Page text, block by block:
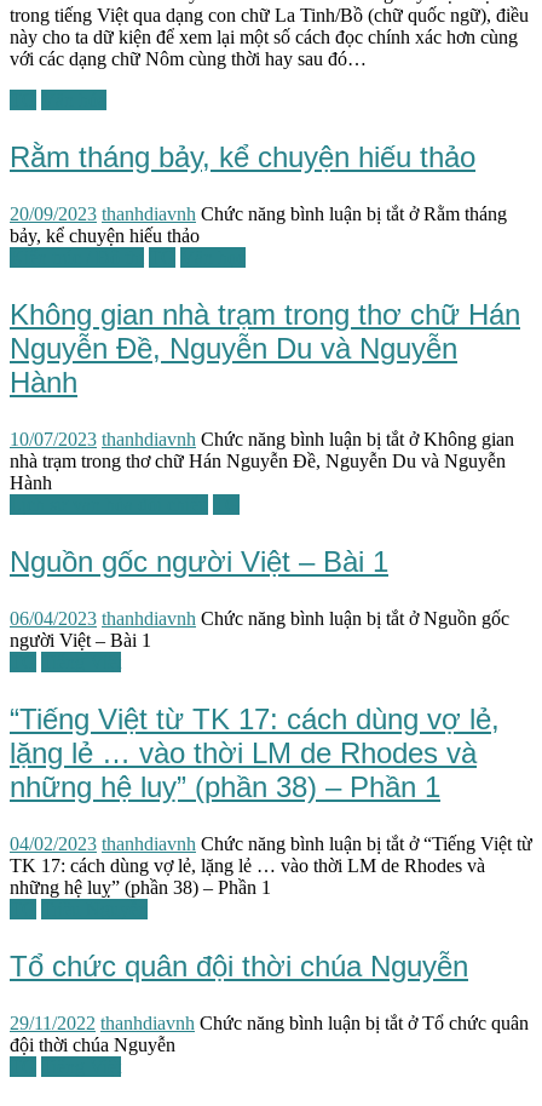
trong tiếng Việt qua dạng con chữ La Tinh/Bồ (chữ quốc ngữ), điều
này cho ta dữ kiện để xem lại một số cách đọc chính xác hơn cùng
với các dạng chữ Nôm cùng thời hay sau đó…
Rằm tháng bảy, kể chuyện hiếu thảo
20/09/2023 thanhdiavnh Chức năng bình luận bị tắt ở Rằm tháng
bảy, kể chuyện hiếu thảo
Không gian nhà trạm trong thơ chữ Hán
Nguyễn Đề, Nguyễn Du và Nguyễn
Hành
10/07/2023 thanhdiavnh Chức năng bình luận bị tắt ở Không gian
nhà trạm trong thơ chữ Hán Nguyễn Đề, Nguyễn Du và Nguyễn
Hành
Nguồn gốc người Việt – Bài 1
06/04/2023 thanhdiavnh Chức năng bình luận bị tắt ở Nguồn gốc
người Việt – Bài 1
“Tiếng Việt từ TK 17: cách dùng vợ lẻ,
lặng lẻ … vào thời LM de Rhodes và
những hệ luỵ” (phần 38) – Phần 1
04/02/2023 thanhdiavnh Chức năng bình luận bị tắt ở “Tiếng Việt từ
TK 17: cách dùng vợ lẻ, lặng lẻ … vào thời LM de Rhodes và
những hệ luỵ” (phần 38) – Phần 1
Tổ chức quân đội thời chúa Nguyễn
29/11/2022 thanhdiavnh Chức năng bình luận bị tắt ở Tổ chức quân
đội thời chúa Nguyễn